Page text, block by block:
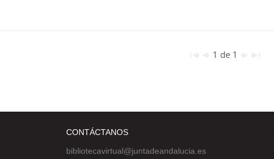
1 de 1
CONTÁCTANOS
bibliotecavirtual@juntadeandalucia.es